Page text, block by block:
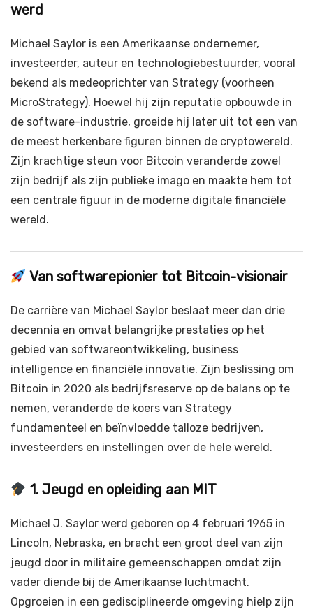
werd
Michael Saylor is een Amerikaanse ondernemer,
investeerder, auteur en technologiebestuurder, vooral
bekend als medeoprichter van Strategy (voorheen
MicroStrategy). Hoewel hij zijn reputatie opbouwde in
de software-industrie, groeide hij later uit tot een van
de meest herkenbare figuren binnen de cryptowereld.
Zijn krachtige steun voor Bitcoin veranderde zowel
zijn bedrijf als zijn publieke imago en maakte hem tot
een centrale figuur in de moderne digitale financiële
wereld.
Van softwarepionier tot Bitcoin-visionair
De carrière van Michael Saylor beslaat meer dan drie
decennia en omvat belangrijke prestaties op het
gebied van softwareontwikkeling, business
intelligence en financiële innovatie. Zijn beslissing om
Bitcoin in 2020 als bedrijfsreserve op de balans op te
nemen, veranderde de koers van Strategy
fundamenteel en beïnvloedde talloze bedrijven,
investeerders en instellingen over de hele wereld.
1. Jeugd en opleiding aan MIT
Michael J. Saylor werd geboren op 4 februari 1965 in
Lincoln, Nebraska, en bracht een groot deel van zijn
jeugd door in militaire gemeenschappen omdat zijn
vader diende bij de Amerikaanse luchtmacht.
Opgroeien in een gedisciplineerde omgeving hielp zijn